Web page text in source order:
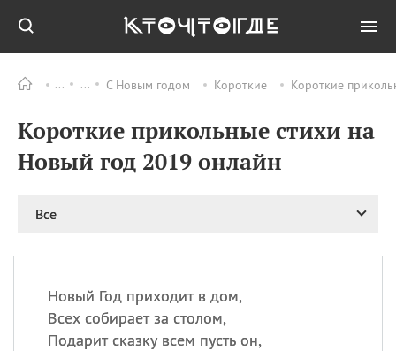
С Новым годом Короткие Короткие
Короткие прикольные стихи на
Новый год 2019 онлайн
Все
Новый Год приходит в дом,
Всех собирает за столом,
Подарит сказку всем пусть он,
ПРАЗДНИКИ Все
09.08 День памяти жертв
бомбардировки
день
рисового пудинга
09.08
(Smokey Bear Day)